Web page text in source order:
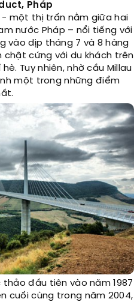
Pháp
- một thị trấn nằm giữa hai
nước Pháp – nổi tiếng với
vào dịp tháng 7 và 8 hàng
chật cứng với du khách trên
Tuy nhiên, nhờ cầu Millau
một trong những điểm
thảo đầu tiên vào năm 1987
cuối cùng trong năm 2004,